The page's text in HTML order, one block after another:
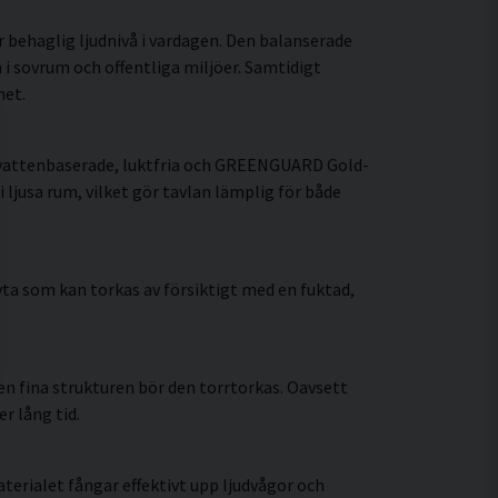
ljudnivå i vardagen. Den balanserade
sovrum och offentliga miljöer. Samtidigt
luktfria och GREENGUARD Gold-
ljusa rum, vilket gör tavlan lämplig för både
som kan torkas av försiktigt med en fuktad,
fina strukturen bör den torrtorkas. Oavsett
lång tid.
fångar effektivt upp ljudvågor och